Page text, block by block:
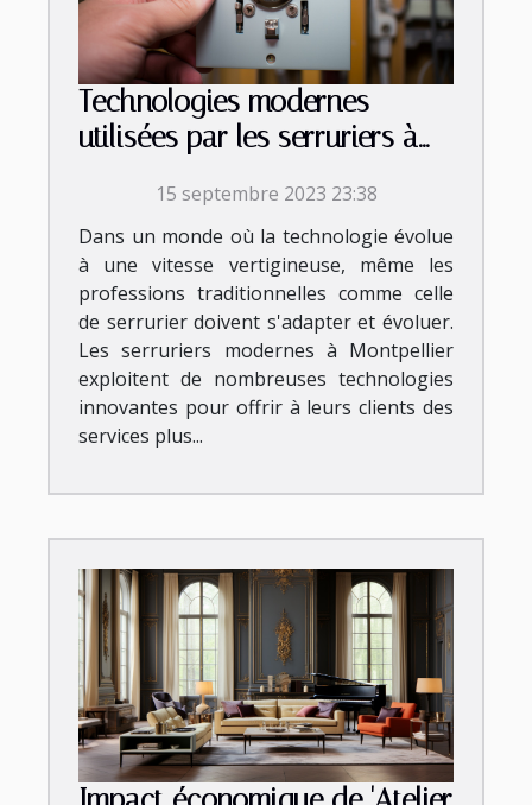
Technologies modernes
utilisées par les serruriers à
15 septembre 2023 23:38
Dans un monde où la technologie évolue
à une vitesse vertigineuse, même les
professions traditionnelles comme celle
de serrurier doivent s'adapter et évoluer.
Les serruriers modernes à Montpellier
exploitent de nombreuses technologies
innovantes pour offrir à leurs clients des
services plus...